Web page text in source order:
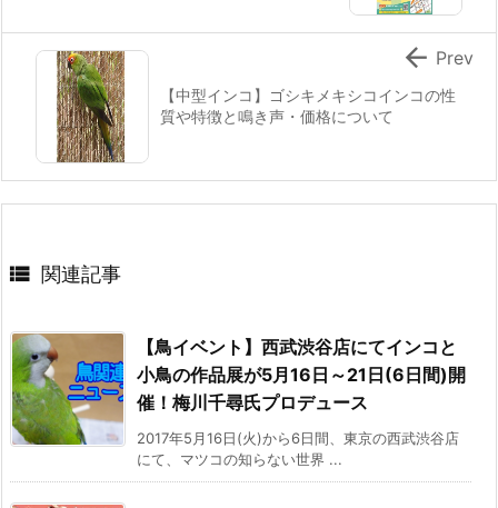
【中型インコ】ゴシキメキシコインコの性
質や特徴と鳴き声・価格について
 Prev
 関連記事
【鳥イベント】西武渋谷店にてインコと
小鳥の作品展が5月16日～21日(6日間)開
催！梅川千尋氏プロデュース
2017年5月16日(火)から6日間、東京の西武渋谷店
にて、マツコの知らない世界 ...